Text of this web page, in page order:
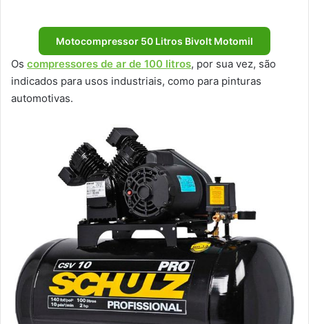
Motocompressor 50 Litros Bivolt Motomil
Os compressores de ar de 100 litros, por sua vez, são
indicados para usos industriais, como para pinturas
automotivas.